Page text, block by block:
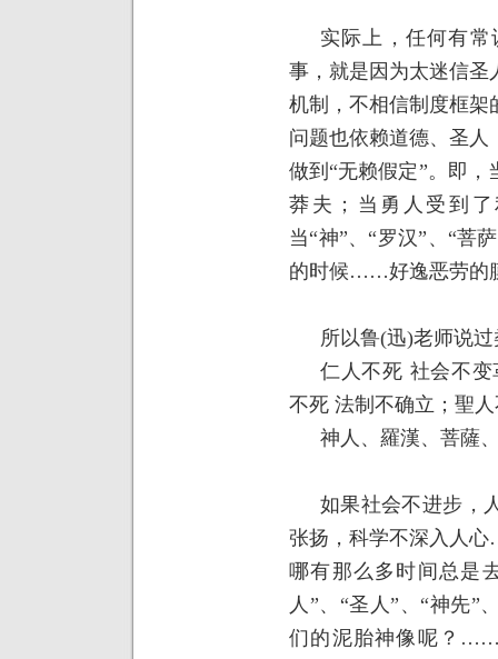
实际上，任何有
事，就是因为太迷信圣
机制，不相信制度框
问题也依赖道德、圣
做到“无赖假定”。即
莽夫；当勇人受到
当“神”、“罗汉”、“菩
的时候……好逸恶劳的
所以鲁(迅)老师说
仁人不死 社会不
不死 法制不确立；聖
神人、羅漢、菩薩
如果社会不进步，
张扬，科学不深入人
哪有那么多时间总是
人”、“圣人”、“神先”
们的泥胎神像呢？